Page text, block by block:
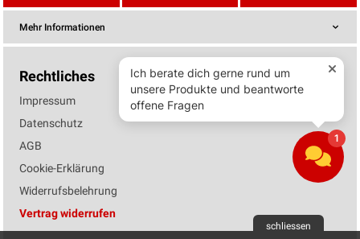
Mehr Informationen
Rechtliches
Impressum
Datenschutz
AGB
Cookie-Erklärung
Widerrufsbelehrung
Vertrag widerrufen
schliessen